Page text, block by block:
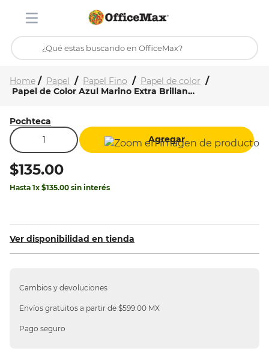
¿Qué estas buscando en OfficeMax?
Inicio Tienda
Papel Papel Fino
Papel de color
Papel de Color Azul Marino Extra Brillante | 100 Hojas Carta | Pochteca
Pochteca
Agregar
$135.00
Hasta 1x $135.00 sin interés
Ver disponibilidad en tienda
Cambios y devoluciones
Envíos gratuitos a partir de $599.00 MX
Pago seguro
TÉRMINOS MÁS BUSCADOS
.
ojo turco
2.
toy story
3.
stitch
7.
mochila
8.
carpeta
silla